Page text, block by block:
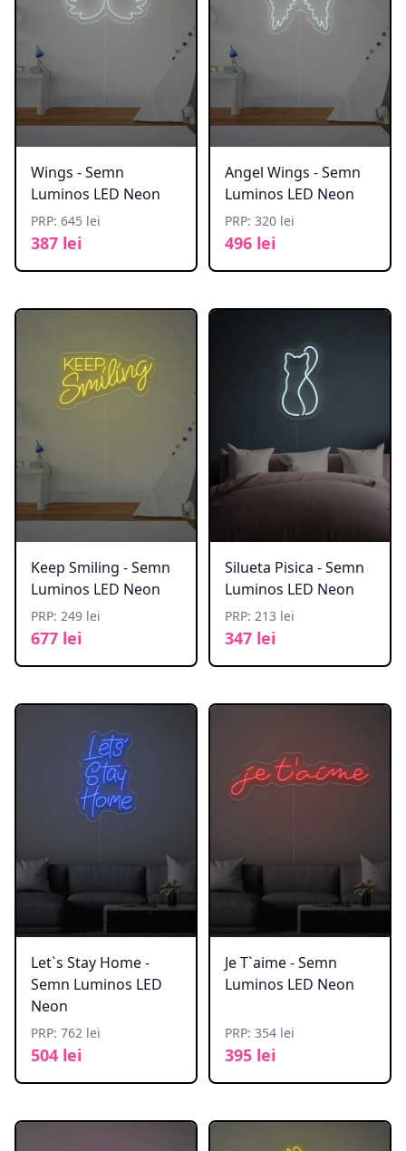
Wings - Semn
Luminos LED Neon
PRP: 645 lei
387 lei
Angel Wings - Semn
Luminos LED Neon
PRP: 320 lei
496 lei
Keep Smiling - Semn
Luminos LED Neon
PRP: 249 lei
677 lei
Silueta Pisica - Semn
Luminos LED Neon
PRP: 213 lei
347 lei
Let`s Stay Home -
Semn Luminos LED
Neon
PRP: 762 lei
504 lei
Je T`aime - Semn
Luminos LED Neon
PRP: 354 lei
395 lei